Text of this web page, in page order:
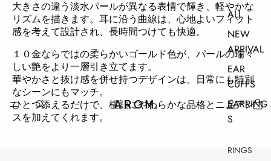
ALL
NEW
ARRIVAL
EAR
CUFFS
EARRING
S
RINGS
大きさの違う淡水パールが異なる表情で輝き、軽やかな
リズムを描きます。耳に沿う曲線は、心地よいフィット
感を考えて設計され、長時間つけても快適。
１０金ならではの柔らかいゴールド色が、パールの瑞々
しい艶をより一層引き立てます。
華やかさと抜け感を併せ持つデザインは、日常にも特別
なシーンにもマッチ。
ひとつ添えるだけで、横顔にやわらかな品格とニュアン
スを加えてくれます。